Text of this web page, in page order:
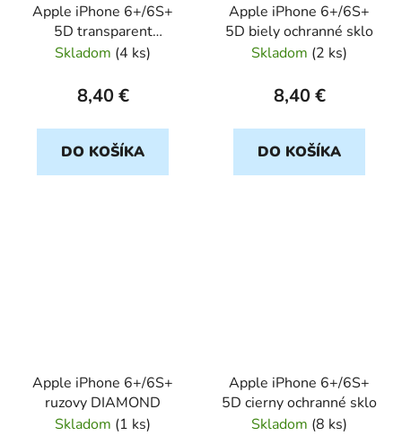
Apple iPhone 6+/6S+
5D transparent
ochranné sklo
Skladom (4 ks)
8,40 €
DO KOŠÍKA
Apple iPhone 6+/6S+
5D biely ochranné sklo
Skladom (2 ks)
8,40 €
DO KOŠÍKA
Apple iPhone 6+/6S+
ruzovy DIAMOND
Skladom (1 ks)
Apple iPhone 6+/6S+
5D cierny ochranné sklo
Skladom (8 ks)